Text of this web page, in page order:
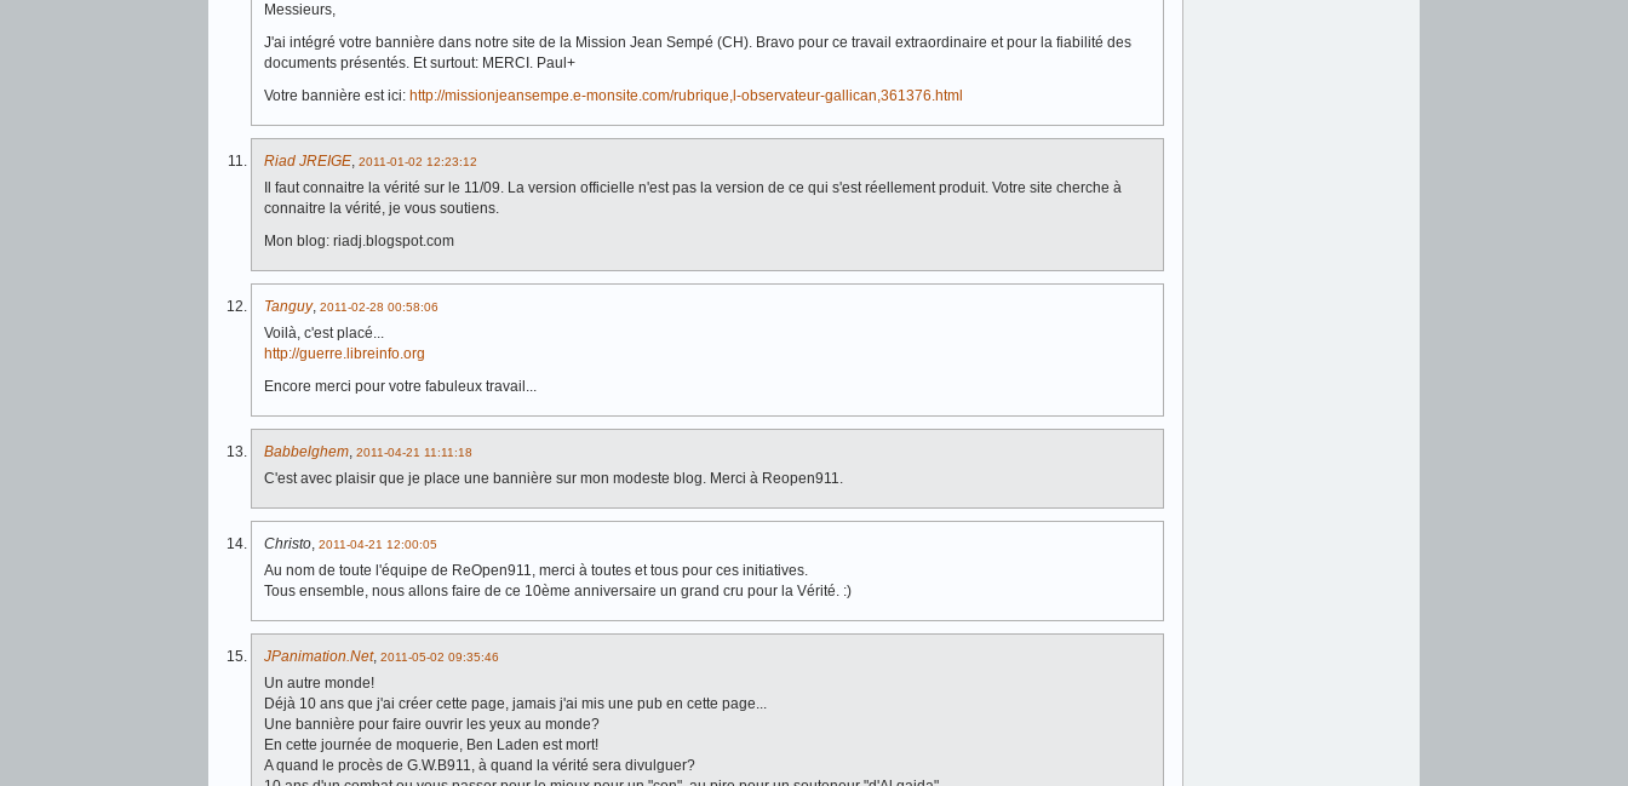
Messieurs,
J'ai intégré votre bannière dans notre site de la Mission Jean Sempé (CH). Bravo pour ce travail extraordinaire et pour la fiabilité des
documents présentés. Et surtout: MERCI. Paul+
Votre bannière est ici: http://missionjeansempe.e-monsite.com/rubrique,l-observateur-gallican,361376.html
Riad JREIGE, 2011-01-02 12:23:12
Il faut connaitre la vérité sur le 11/09. La version officielle n'est pas la version de ce qui s'est réellement produit. Votre site cherche à
connaitre la vérité, je vous soutiens.
Mon blog: riadj.blogspot.com
Tanguy, 2011-02-28 00:58:06
Voilà, c'est placé...
http://guerre.libreinfo.org
Encore merci pour votre fabuleux travail...
Babbelghem, 2011-04-21 11:11:18
C'est avec plaisir que je place une bannière sur mon modeste blog. Merci à Reopen911.
Christo, 2011-04-21 12:00:05
Au nom de toute l'équipe de ReOpen911, merci à toutes et tous pour ces initiatives.
Tous ensemble, nous allons faire de ce 10ème anniversaire un grand cru pour la Vérité. :)
JPanimation.net, 2011-05-02 09:35:46
Un autre monde!
Déjà 10 ans que j'ai créer cette page, jamais j'ai mis une pub en cette page...
Une bannière pour faire ouvrir les yeux au monde?
En cette journée de moquerie, Ben Laden est mort!
A quand le procès de G.W.B911, à quand la vérité sera divulguer?